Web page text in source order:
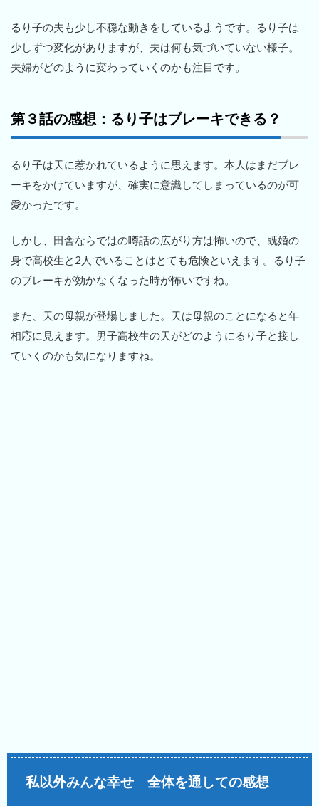
るり子の夫も少し不穏な動きをしているようです。るり子は
少しずつ変化がありますが、夫は何も気づいていない様子。
夫婦がどのように変わっていくのかも注目です。
第３話の感想：るり子はブレーキできる？
るり子は天に惹かれているように思えます。本人はまだブレ
ーキをかけていますが、確実に意識してしまっているのが可
愛かったです。
しかし、田舎ならではの噂話の広がり方は怖いので、既婚の
身で高校生と2人でいることはとても危険といえます。るり子
のブレーキが効かなくなった時が怖いですね。
また、天の母親が登場しました。天は母親のことになると年
相応に見えます。男子高校生の天がどのようにるり子と接し
ていくのかも気になりますね。
私以外みんな幸せ 全体を通しての感想